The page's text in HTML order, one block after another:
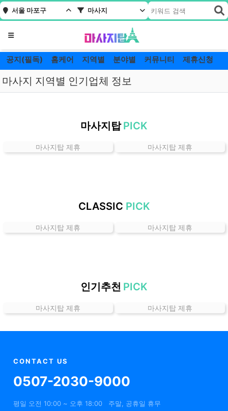
서울 마포구 마사지
메뉴
공지(필독) 홈케어 지역별 분야별 커뮤니티 제휴신청
마사지 지역별 인기업체 정보
구
곳
인
보
마사지탑 PICK
마사지탑 제휴 마사지탑 제휴
CLASSIC PICK
마사지탑 제휴 마사지탑 제휴
인기추천 PICK
마사지탑 제휴 마사지탑 제휴
CONTACT US
0507-2030-9000
평일 오전 10:00 ~ 오후 18:00 주말, 공휴일 휴무